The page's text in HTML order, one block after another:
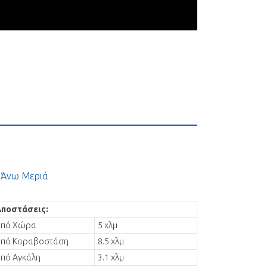
Μεριά
Χώρα
5 χλμ
Καραβοστάση
8.5 χλμ
Αγκάλη
3.1 χλμ